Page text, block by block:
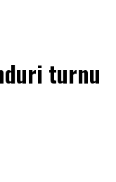
turnu